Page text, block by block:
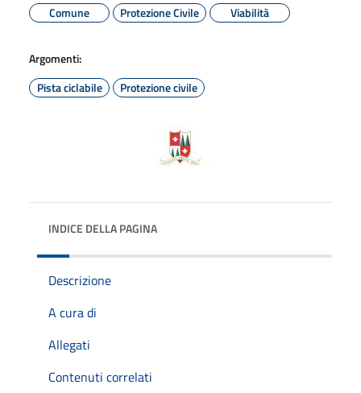
Comune
Protezione Civile Viabilità
Argomenti:
Pista ciclabile
Protezione civile
INDICE DELLA PAGINA
Descrizione
A cura di
Allegati
Contenuti correlati